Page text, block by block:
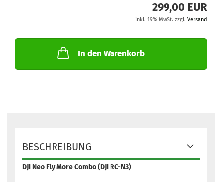
299,00 EUR
inkl. 19% MwSt. zzgl. Versand
In den Warenkorb
BESCHREIBUNG
DJI Neo Fly More Combo (DJI RC-N3)